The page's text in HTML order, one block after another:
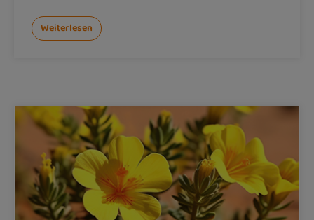
Weiterlesen